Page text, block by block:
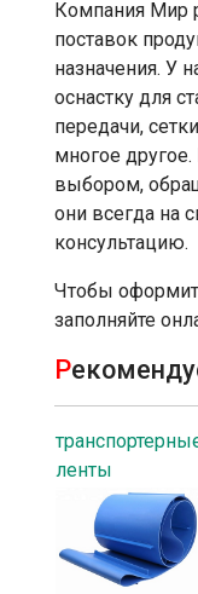
Компания Мир
поставок
назначения. У
оснастку для
передачи,
многое
выбором,
они всегда на
консультацию.
Чтобы
заполняйте
Р
ленты